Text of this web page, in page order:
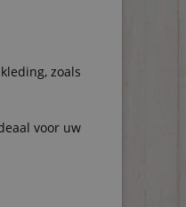
zoals
voor uw